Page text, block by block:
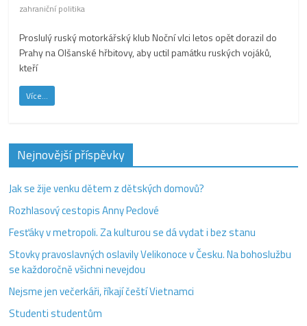
zahraniční politika
Proslulý ruský motorkářský klub Noční vlci letos opět dorazil do
Prahy na Olšanské hřbitovy, aby uctil památku ruských vojáků,
kteří
Více...
Nejnovější příspěvky
Jak se žije venku dětem z dětských domovů?
Rozhlasový cestopis Anny Peclové
Fesťáky v metropoli. Za kulturou se dá vydat i bez stanu
Stovky pravoslavných oslavily Velikonoce v Česku. Na bohoslužbu
se každoročně všichni nevejdou
Nejsme jen večerkáři, říkají čeští Vietnamci
Studenti studentům